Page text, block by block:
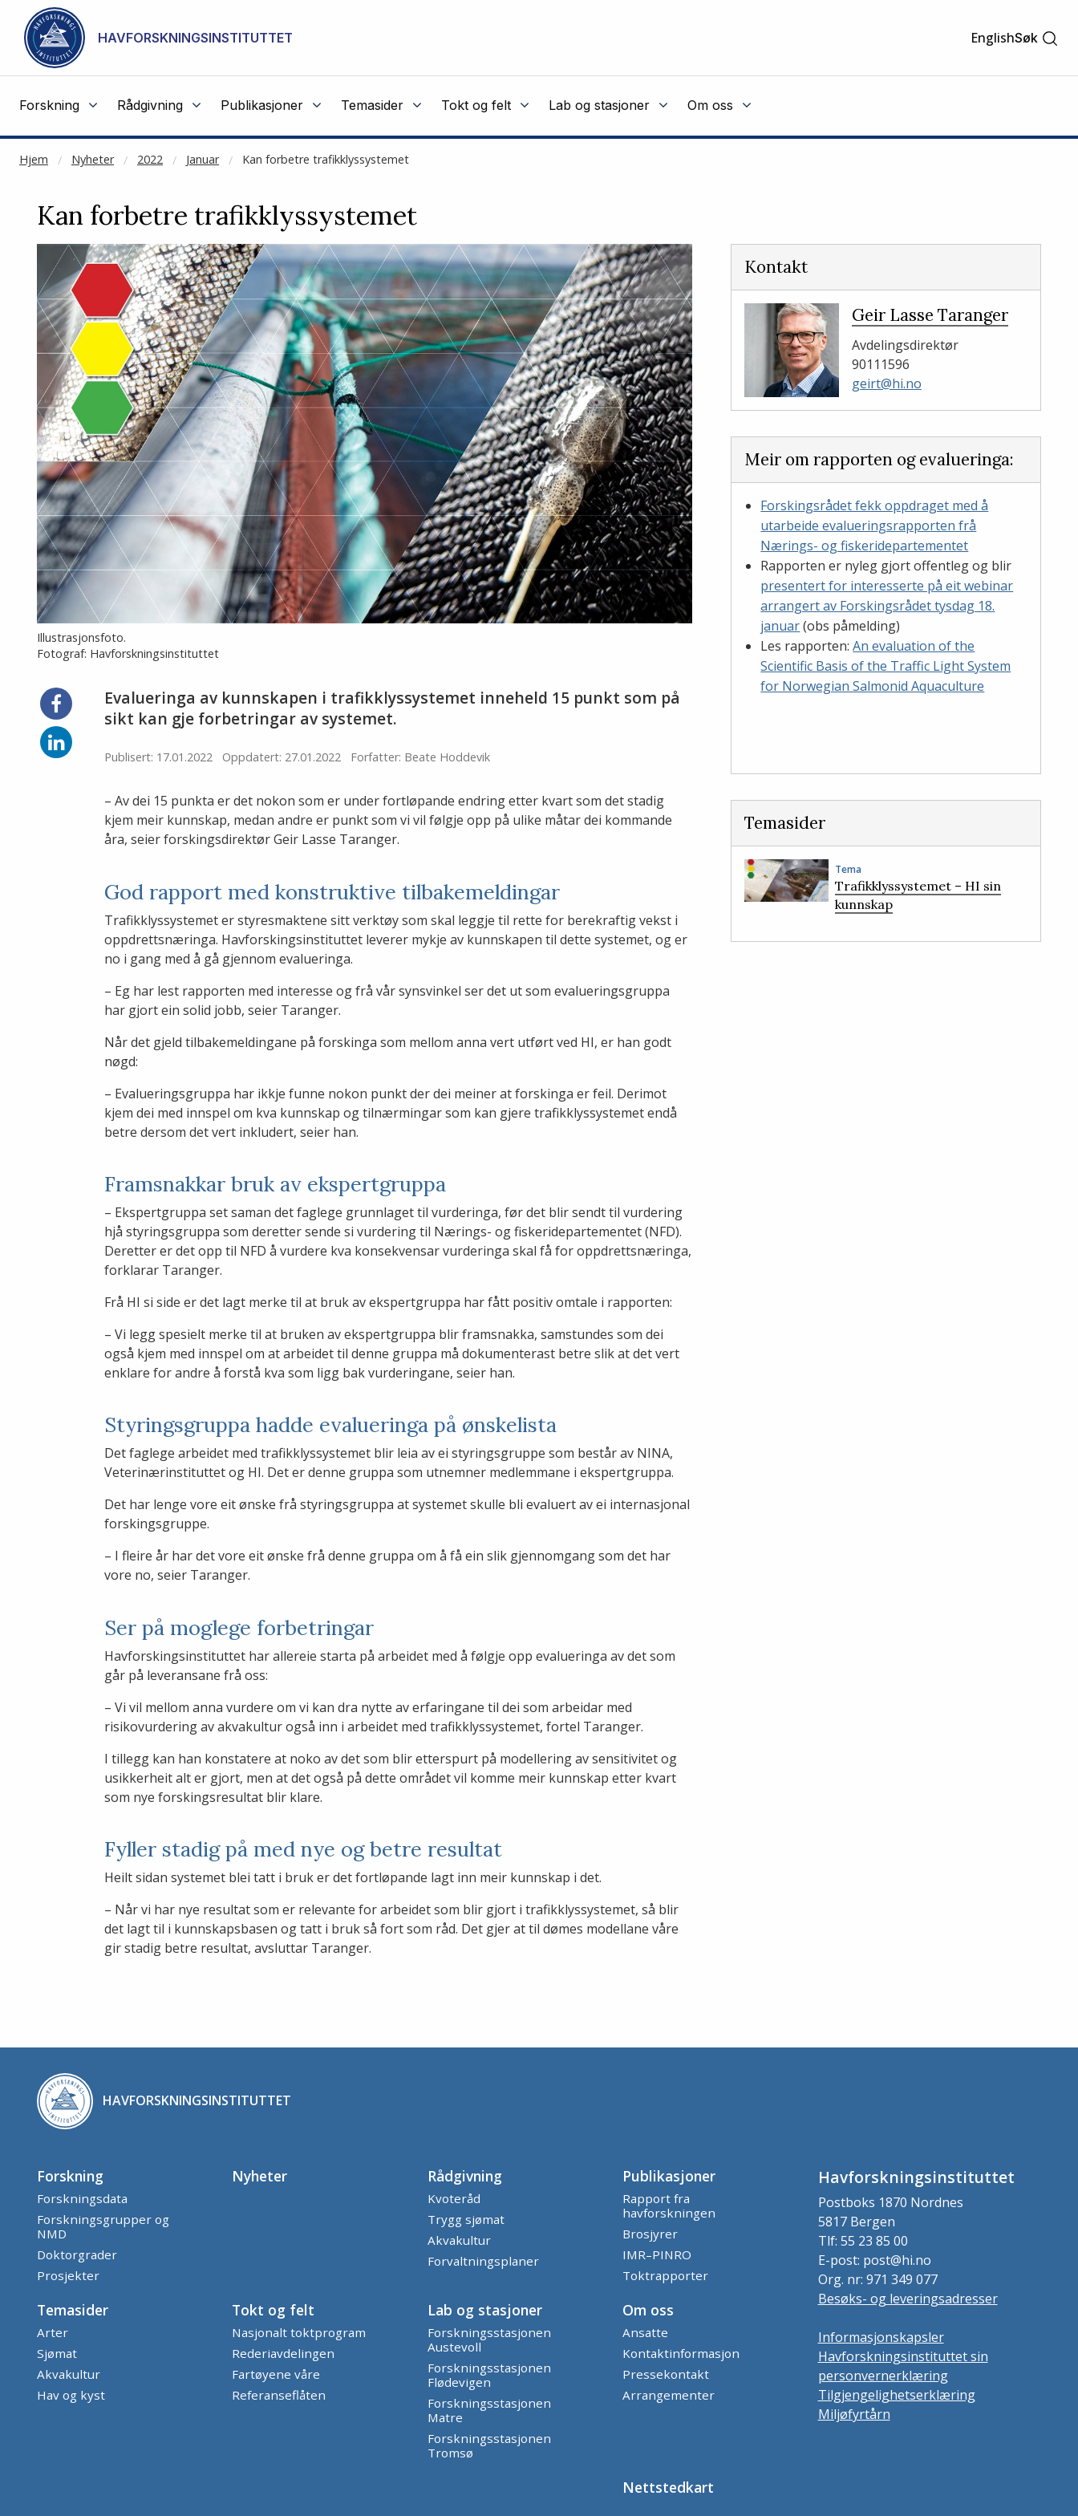
Gå til hovedinnhold
HAVFORSKNINGSINSTITUTTET EnglishSøk
Forskning Rådgivning Publikasjoner Temasider Tokt og felt Lab og stasjoner Om oss
Hjem Nyheter 2022 Januar Kan forbetre trafikklyssystemet
NOT CACHED
Kan forbetre trafikklyssystemet
Illustrasjonsfoto.
Fotograf: Havforskningsinstituttet
Evalueringa av kunnskapen i trafikklyssystemet inneheld 15 punkt som på
sikt kan gje forbetringar av systemet.
Publisert: 17.01.2022 Oppdatert: 27.01.2022 Forfatter: Beate Hoddevik
– Av dei 15 punkta er det nokon som er under fortløpande endring etter kvart som det stadig
kjem meir kunnskap, medan andre er punkt som vi vil følgje opp på ulike måtar dei kommande
åra, seier forskingsdirektør Geir Lasse Taranger.
God rapport med konstruktive tilbakemeldingar
Trafikklyssystemet er styresmaktene sitt verktøy som skal leggje til rette for berekraftig vekst i
oppdrettsnæringa. Havforskingsinstituttet leverer mykje av kunnskapen til dette systemet, og er
no i gang med å gå gjennom evalueringa.
– Eg har lest rapporten med interesse og frå vår synsvinkel ser det ut som evalueringsgruppa
har gjort ein solid jobb, seier Taranger.
Når det gjeld tilbakemeldingane på forskinga som mellom anna vert utført ved HI, er han godt
nøgd:
– Evalueringsgruppa har ikkje funne nokon punkt der dei meiner at forskinga er feil. Derimot
kjem dei med innspel om kva kunnskap og tilnærmingar som kan gjere trafikklyssystemet endå
betre dersom det vert inkludert, seier han.
Framsnakkar bruk av ekspertgruppa
– Ekspertgruppa set saman det faglege grunnlaget til vurderinga, før det blir sendt til vurdering
hjå styringsgruppa som deretter sende si vurdering til Nærings- og fiskeridepartementet (NFD).
Deretter er det opp til NFD å vurdere kva konsekvensar vurderinga skal få for oppdrettsnæringa,
forklarar Taranger.
Frå HI si side er det lagt merke til at bruk av ekspertgruppa har fått positiv omtale i rapporten:
– Vi legg spesielt merke til at bruken av ekspertgruppa blir framsnakka, samstundes som dei
også kjem med innspel om at arbeidet til denne gruppa må dokumenterast betre slik at det vert
enklare for andre å forstå kva som ligg bak vurderingane, seier han.
Styringsgruppa hadde evalueringa på ønskelista
Det faglege arbeidet med trafikklyssystemet blir leia av ei styringsgruppe som består av NINA,
Veterinærinstituttet og HI. Det er denne gruppa som utnemner medlemmane i ekspertgruppa.
Det har lenge vore eit ønske frå styringsgruppa at systemet skulle bli evaluert av ei internasjonal
forskingsgruppe.
– I fleire år har det vore eit ønske frå denne gruppa om å få ein slik gjennomgang som det har
vore no, seier Taranger.
Ser på moglege forbetringar
Havforskingsinstituttet har allereie starta på arbeidet med å følgje opp evalueringa av det som
går på leveransane frå oss:
– Vi vil mellom anna vurdere om vi kan dra nytte av erfaringane til dei som arbeidar med
risikovurdering av akvakultur også inn i arbeidet med trafikklyssystemet, fortel Taranger.
I tillegg kan han konstatere at noko av det som blir etterspurt på modellering av sensitivitet og
usikkerheit alt er gjort, men at det også på dette området vil komme meir kunnskap etter kvart
som nye forskingsresultat blir klare.
Fyller stadig på med nye og betre resultat
Heilt sidan systemet blei tatt i bruk er det fortløpande lagt inn meir kunnskap i det.
– Når vi har nye resultat som er relevante for arbeidet som blir gjort i trafikklyssystemet, så blir
det lagt til i kunnskapsbasen og tatt i bruk så fort som råd. Det gjer at til dømes modellane våre
gir stadig betre resultat, avsluttar Taranger.
Del
på
Facebook
Del
på
Kontakt
Geir Lasse Taranger
Avdelingsdirektør
90111596
geirt@hi.no
Meir om rapporten og evalueringa:
Forskingsrådet fekk oppdraget med å
utarbeide evalueringsrapporten frå
Nærings- og fiskeridepartementet
Rapporten er nyleg gjort offentleg og blir
presentert for interesserte på eit webinar
arrangert av Forskingsrådet tysdag 18.
januar(obs påmelding)
Les rapporten:An evaluation of the
Scientific Basis of the Traffic Light System
for Norwegian Salmonid Aquaculture
Temasider
Tema
Trafikklyssystemet – HI sin
kunnskap
HAVFORSKNINGSINSTITUTTET
Forskning
Forskningsdata
Forskningsgrupper og
NMD
Doktorgrader
Prosjekter
Nyheter Rådgivning
Kvoteråd
Trygg sjømat
Akvakultur
Forvaltningsplaner
Publikasjoner
Rapport fra
havforskningen
Brosjyrer
IMR–PINRO
Toktrapporter
Temasider
Arter
Sjømat
Akvakultur
Hav og kyst
Tokt og felt
Nasjonalt toktprogram
Rederiavdelingen
Fartøyene våre
Referanseflåten
Lab og stasjoner
Forskningsstasjonen
Austevoll
Forskningsstasjonen
Flødevigen
Forskningsstasjonen
Matre
Forskningsstasjonen
Tromsø
Om oss
Ansatte
Kontaktinformasjon
Pressekontakt
Arrangementer
Nettstedkart
Havforskningsinstituttet
Postboks 1870 Nordnes
5817 Bergen
Tlf: 55 23 85 00
E-post: post@hi.no
Org. nr: 971 349 077
Besøks- og leveringsadresser
Informasjonskapsler
Havforskningsinstituttet sin
personvernerklæring
Tilgjengelighetserklæring
Miljøfyrtårn